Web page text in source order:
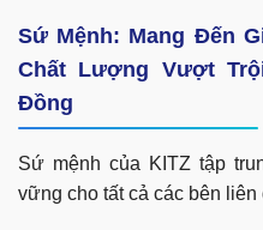
Sứ Mệnh: Mang Đến
Chất Lượng Vượt
Đồng
Sứ mệnh của KITZ tập
vững cho tất cả các bên liên